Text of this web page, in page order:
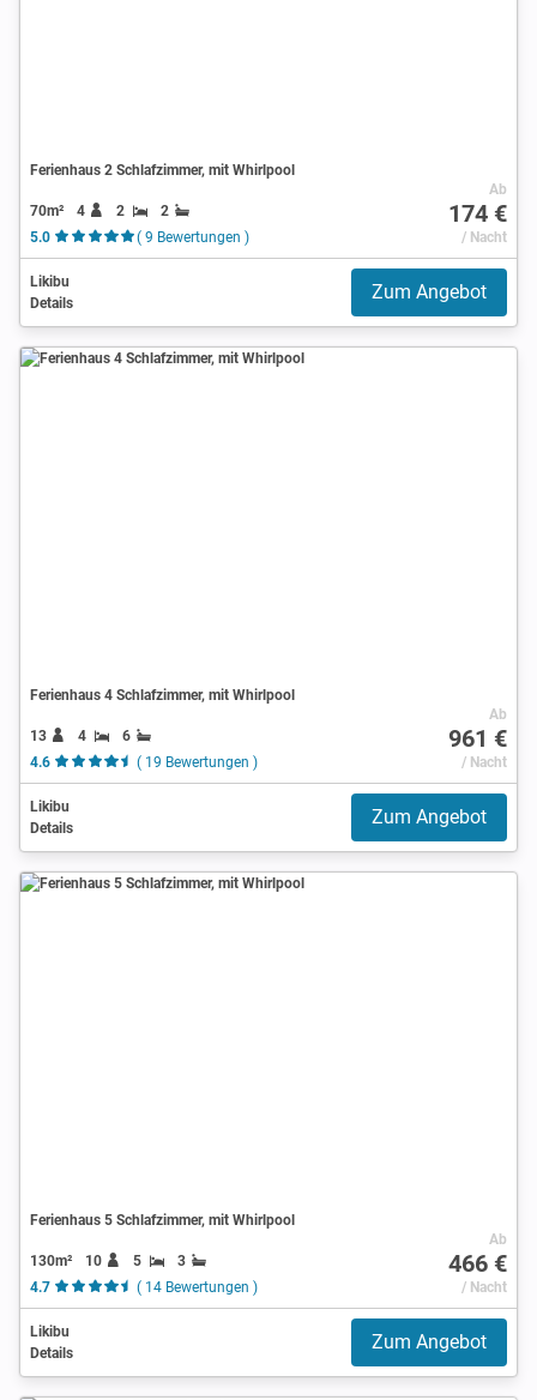
Ferienhaus 2 Schlafzimmer, mit Whirlpool
70m² 4 2
2
5.0
( 9 Bewertungen )
Ab
174 €
/ Nacht
Likibu
Details
Zum Angebot
Ferienhaus 4 Schlafzimmer, mit Whirlpool
13 4
6
4.6
( 19 Bewertungen )
Ab
961 €
/ Nacht
Likibu
Details
Zum Angebot
Ferienhaus 5 Schlafzimmer, mit Whirlpool
130m² 10 5
3
4.7
( 14 Bewertungen )
Ab
466 €
/ Nacht
Likibu
Details
Zum Angebot